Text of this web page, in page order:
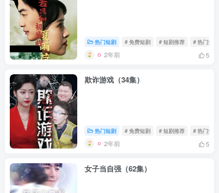
热门短剧 # 免费短剧 # 短剧推荐 # 热门短剧
2年前 5
欺诈游戏（34集）
热门短剧 # 免费短剧 # 短剧推荐 # 热门短剧
2年前 5
女子当自强（62集）